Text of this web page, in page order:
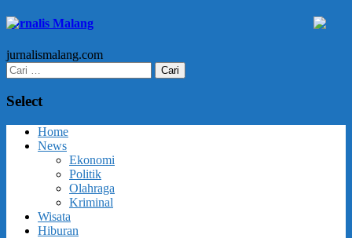
Jurnalis Malang
jurnalismalang.com
Cari
untuk:
Select
Home
News
Ekonomi
Politik
Olahraga
Kriminal
Wisata
Hiburan